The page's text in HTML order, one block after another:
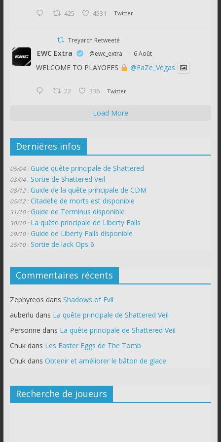
425 4531 Twitter
Treyarch Retweeté
EWC Extra @ewc_extra · 6 Août
WELCOME TO PLAYOFFS @FaZe_Vegas
22 336 Twitter
Load More
Dernières infos
05/04 : Guide quête principale de Shattered
03/04 : Sortie de Shattered Veil
08/12 : Guide de la quête principale de CDM
05/12 : Citadelle de morts est disponible
31/10 : Guide de Terminus disponible
30/10 : La quête principale de Liberty Falls
29/10 : Guide de Liberty Falls disponible
25/10 : Sortie de lack Ops 6
Commentaires récents
Zephyreos dans Shadows of Evil
auberlu dans La quête principale de Shattered Veil
Personne dans La quête principale de Shattered Veil
Chukdans Les Easter Eggs de The Tomb
Chukdans Obtenir et améliorer le bâton de glace
Recherche de joueurs